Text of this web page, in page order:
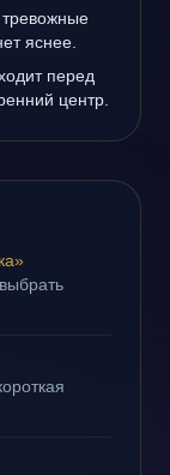
тревожные
яснее.
перед
центр.